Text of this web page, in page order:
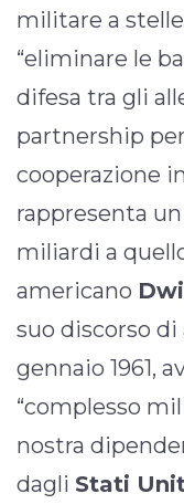
militare a
“eliminare le
difesa tra gli
partnership
cooperazione
rappresenta
miliardi a
americano
suo discorso di
gennaio 1961,
“complesso
nostra
dagli Stati